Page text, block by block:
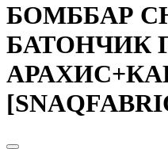
БОМББАР
БАТОНЧИК